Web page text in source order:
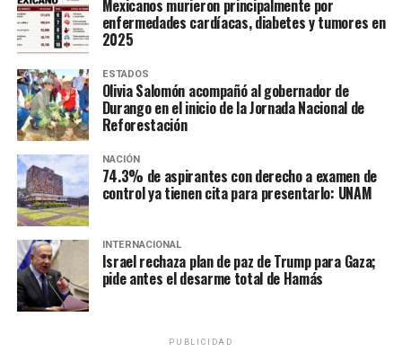
LA HOGUERA
MÉXICO
NOTICIAS
SEGURIDAD DE AVIACIÓN NACIONAL
SHCP
SIGUIENTE
Ignoran Salgado Macedonio y Fox veda electoral con
tuits a favor de sus alianzas
NO TE PIERDAS
Lamentan PAN y PRI cancelación de invitación a Kamala
Harris al Senado
Mexicanos murieron principalmente por
enfermedades cardíacas, diabetes y tumores en
2025
ESTADOS
Olivia Salomón acompañó al gobernador de
Durango en el inicio de la Jornada Nacional de
Reforestación
NACIÓN
74.3% de aspirantes con derecho a examen de
control ya tienen cita para presentarlo: UNAM
INTERNACIONAL
Israel rechaza plan de paz de Trump para Gaza;
pide antes el desarme total de Hamás
PUBLICIDAD